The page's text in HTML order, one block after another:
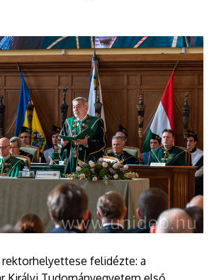
felidézte: a